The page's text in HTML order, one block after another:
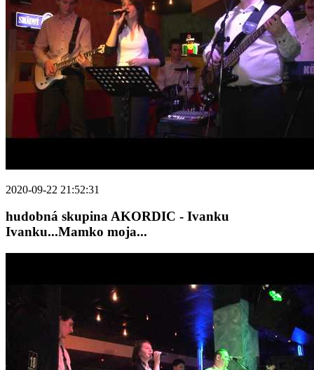
2020-09-22 21:52:31
hudobná skupina AKORDIC - Ivanku
Ivanku...Mamko moja...